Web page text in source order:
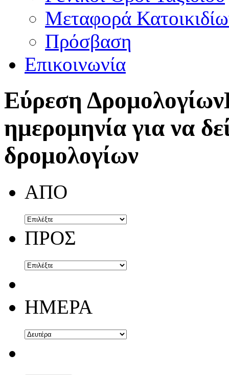
Μεταφορά
Πρόσβαση
Επικοινωνία
Εύρεση Δρομολογίων
ημερομηνία για να
δρομολογίων
ΑΠΟ
ΠΡΟΣ
ΗΜΕΡΑ